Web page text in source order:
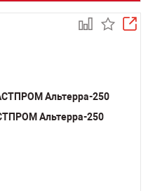
Альтерра-250